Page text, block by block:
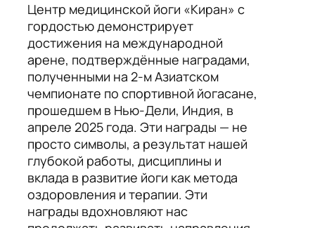
Центр медицинской йоги «Киран» с
гордостью демонстрирует
достижения на международной
арене, подтверждённые наградами,
полученными на 2-м Азиатском
чемпионате по спортивной йогасане,
прошедшем в Нью-Дели, Индия, в
апреле 2025 года. Эти награды — не
просто символы, а результат нашей
глубокой работы, дисциплины и
вклада в развитие йоги как метода
оздоровления и терапии. Эти
награды вдохновляют нас